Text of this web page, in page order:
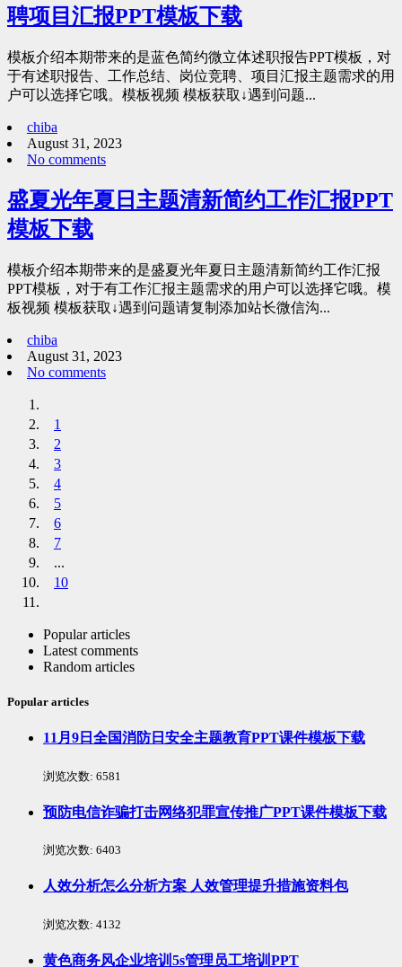
聘项目汇报PPT模板下载
模板介绍本期带来的是蓝色简约微立体述职报告PPT模板，对
于有述职报告、工作总结、岗位竞聘、项目汇报主题需求的用
户可以选择它哦。模板视频 模板获取↓遇到问题...
chiba
August 31, 2023
No comments
盛夏光年夏日主题清新简约工作汇报PPT
模板下载
模板介绍本期带来的是盛夏光年夏日主题清新简约工作汇报
PPT模板，对于有工作汇报主题需求的用户可以选择它哦。模
板视频 模板获取↓遇到问题请复制添加站长微信沟...
chiba
August 31, 2023
No comments
1
2
3
4
5
6
7
...
10
Popular articles
Latest comments
Random articles
Popular articles
11月9日全国消防日安全主题教育PPT课件模板下载
浏览次数: 6581
预防电信诈骗打击网络犯罪宣传推广PPT课件模板下载
浏览次数: 6403
人效分析怎么分析方案 人效管理提升措施资料包
浏览次数: 4132
黄色商务风企业培训5s管理员工培训PPT